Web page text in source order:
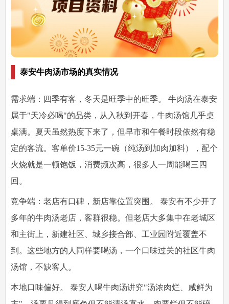
泰安牛肉汤市场的真实情况
需求端：四季有客，冬天是旺季中的旺季。
牛肉汤在泰安
属于"天冷必喝"的品类，从入秋到开春，牛肉汤馆几乎桌
桌满。夏天虽然热度下来了，但早市和午餐时段依然有稳
定的客流。客单价15-35元一碗（纯汤到加肉加料），配个
火烧就是一顿饱饭，消费频次高，很多人一周能喝三四
回。
竞争端：老店有口碑，新店靠位置突围。
泰安有不少开了
多年的牛肉汤老店，客群很稳。但老店大多集中在老城区
和主街上，新建社区、城乡接合部、工业园附近覆盖不
到。这些地方的人同样要喝汤，一个口味过关的社区牛肉
汤馆，不缺客人。
本地口味偏好。
泰安人喝牛肉汤讲究"汤浓肉烂、咸鲜为